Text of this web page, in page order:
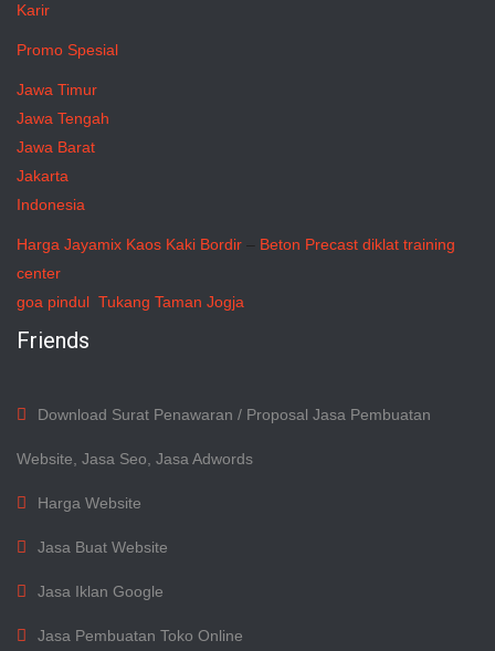
Karir
Promo Spesial
Jawa Timur
Jawa Tengah
Jawa Barat
Jakarta
Indonesia
Harga Jayamix Kaos Kaki Bordir – Beton Precast diklat training
center
goa pindul Tukang Taman Jogja
Friends
Download Surat Penawaran / Proposal Jasa Pembuatan
Website, Jasa Seo, Jasa Adwords
Harga Website
Jasa Buat Website
Jasa Iklan Google
Jasa Pembuatan Toko Online